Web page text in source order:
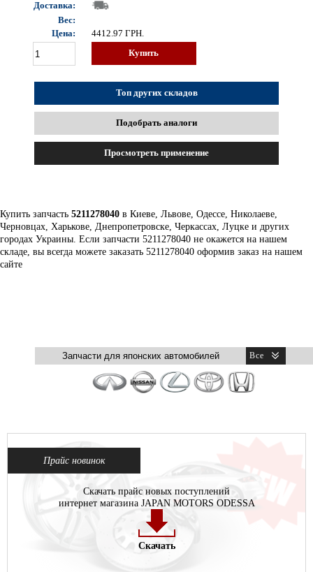
Доставка:
Вес:
Цена:
4412.97 ГРН.
Купить
Топ других складов
Подобрать аналоги
Просмотреть применение
Купить запчасть 5211278040 в Киеве, Львове, Одессе, Николаеве,
Черновцах, Харькове, Днепропетровске, Черкассах, Луцке и других
городах Украины. Если запчасти 5211278040 не окажется на нашем
складе, вы всегда можете заказать 5211278040 оформив заказ на нашем
сайте
Прайс новинок
Скачать прайс новых поступлений
интернет магазина JAPAN MOTORS ODESSA
Скачать